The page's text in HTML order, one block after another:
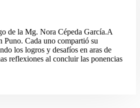
de la Mg. Nora Cépeda Garcí­a.A
Cada uno compartió su
los logros y desafí­os en aras de
reflexiones al concluir las ponencias